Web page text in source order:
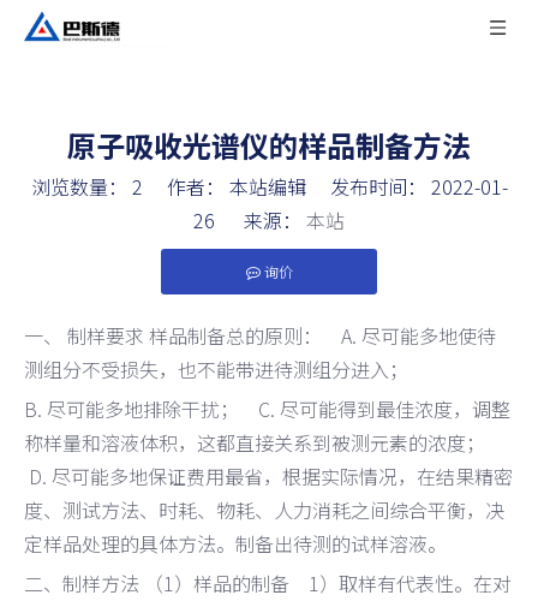
原子吸收光谱仪的样品制备方法
浏览数量： 2 作者： 本站编辑 发布时间： 2022-01-
26 来源： 本站
询价
一、 制样要求 样品制备总的原则： A. 尽可能多地使待
测组分不受损失，也不能带进待测组分进入；
B. 尽可能多地排除干扰； C. 尽可能得到最佳浓度，调整
称样量和溶液体积，这都直接关系到被测元素的浓度；
D. 尽可能多地保证费用最省，根据实际情况，在结果精密
度、测试方法、时耗、物耗、人力消耗之间综合平衡，决
定样品处理的具体方法。制备出待测的试样溶液。
二、制样方法 （1）样品的制备 1）取样有代表性。在对